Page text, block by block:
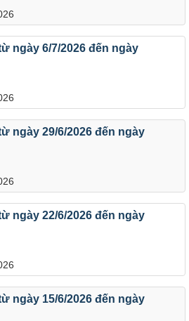
ngày 6/7/2026 đến ngày
ngày 29/6/2026 đến ngày
ngày 22/6/2026 đến ngày
ngày 15/6/2026 đến ngày